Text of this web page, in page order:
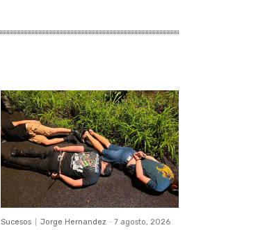
Sucesos Jorge Hernandez - 7 agosto, 2026